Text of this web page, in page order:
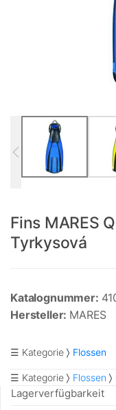
Fins MARES
Tyrkysová
Katalognummer:
Hersteller: MARES
☰ Kategorie Flossen
☰ Kategorie Flossen
Lagerverfügbarkeit